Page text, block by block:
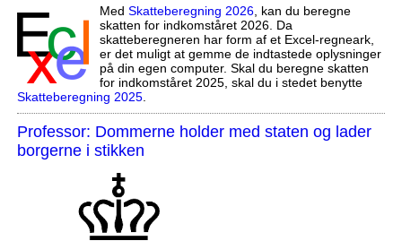
Med Skatteberegning 2026, kan du beregne
skatten for indkomståret 2026. Da
skatteberegneren har form af et Excel-regneark,
er det muligt at gemme de indtastede oplysninger
på din egen computer. Skal du beregne skatten
for indkomståret 2025, skal du i stedet benytte
Skatteberegning 2025.
Professor: Dommerne holder med staten og lader
borgerne i stikken